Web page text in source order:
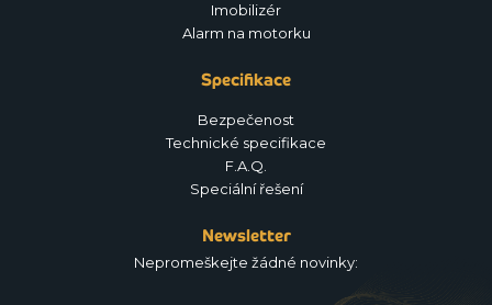
Imobilizér
Alarm na motorku
Specifikace
Bezpečenost
Technické specifikace
F.A.Q.
Speciální řešení
Newsletter
Nepromeškejte žádné novinky: